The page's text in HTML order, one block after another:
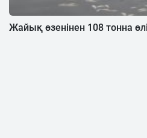
Жайық өзенінен 108 тонна